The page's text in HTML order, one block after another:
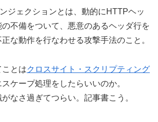
ジェクションとは、動的にHTTPヘッ
不備をついて、悪意のあるヘッダ行を
な動作を行なわせる攻撃手法のこと。
ことはクロスサイト・スクリプティング
ケープ処理をしたらいいのか。
なさ過ぎてつらい。記事書こう。